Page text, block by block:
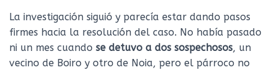
La investigación siguió y parecía estar dando pasos
firmes hacia la resolución del caso. No había pasado
ni un mes cuando se detuvo a dos sospechosos, un
vecino de Boiro y otro de Noia, pero el párroco no